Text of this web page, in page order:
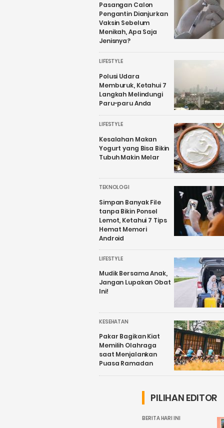
Pasangan Calon
Pengantin Dianjurkan
Vaksin Sebelum
Menikah, Apa Saja
Jenisnya?
LIFESTYLE
Polusi Udara
Memburuk, Ketahui 7
Langkah Melindungi
Paru-paru Anda
LIFESTYLE
Kesalahan Makan
Yogurt yang Bisa Bikin
Tubuh Makin Melar
TEKNOLOGI
Simpan Banyak File
tanpa Bikin Ponsel
Lemot, Ketahui 7 Tips
Hemat Memori
Android
LIFESTYLE
Mudik Bersama Anak,
Jangan Lupakan Obat
Ini!
KESEHATAN
Pakar Bagikan Kiat
Memilih Olahraga
saat Menjalankan
Puasa Ramadan
PILIHAN EDITOR
BERITA HARI INI